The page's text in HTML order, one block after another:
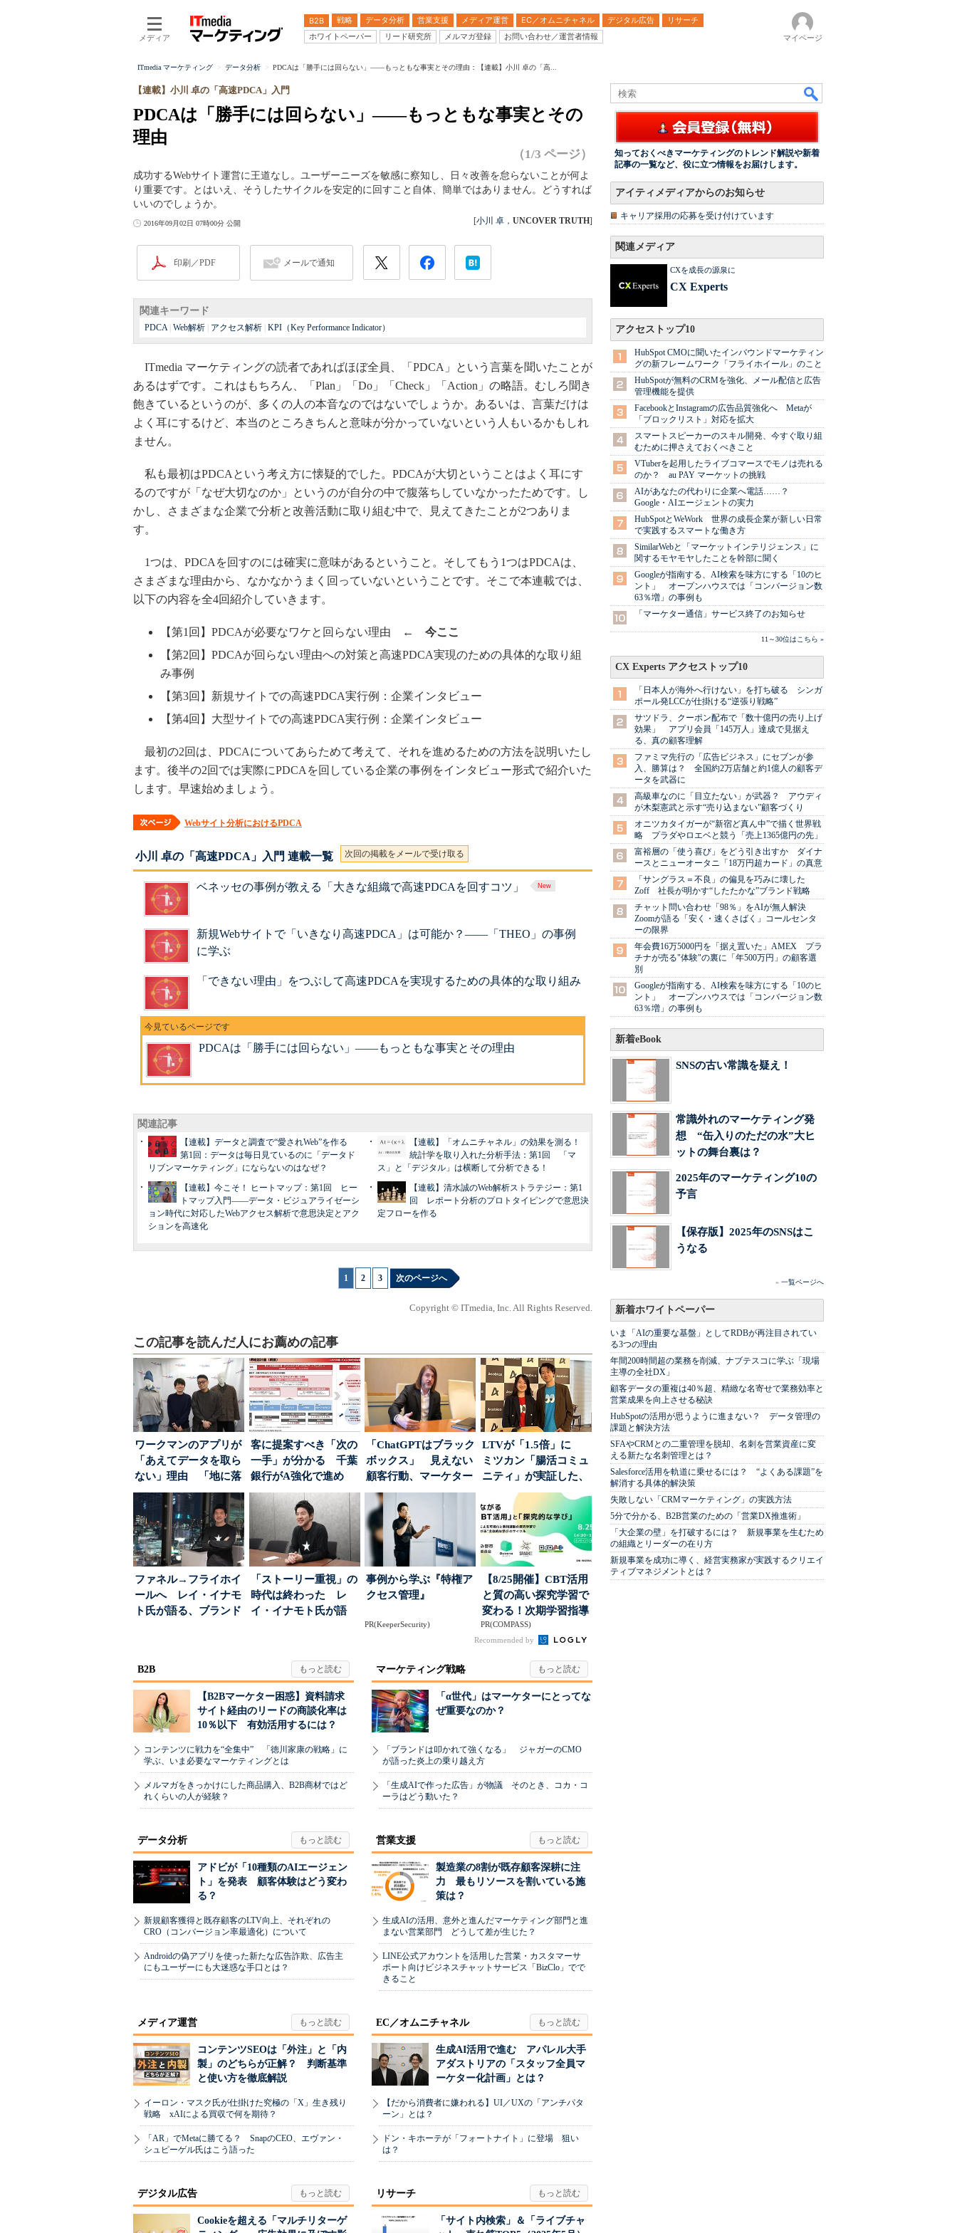
メディア
B2B 戦略 データ分析 営業支援 メディア運営 EC／オムニチャネル デジタル広告
リサーチ
ホワイトペーパー
リード研究所 メルマガ登録 お問い合わせ／運営者情報 マイページ
ITmedia マーケティング データ分析 PDCAは「勝手には回らない」――もっともな事実とその理由：【連載】小川 卓の「高...
PDCAは「勝手には回らない」――もっともな事実とその
理由
【連載】小川 卓の「高速PDCA」入門
（1/3 ページ）
成功するWebサイト運営に王道なし。ユーザーニーズを敏感に察知し、日々改善を怠らないことが何よ
り重要です。とはいえ、そうしたサイクルを安定的に回すこと自体、簡単ではありません。どうすれば
いいのでしょうか。
2016年09月02日 07時00分 公開 [小川 卓 ， UNCOVER TRUTH]
印刷／PDF メールで通知
関連キーワード
PDCA| Web解析 アクセス解析 KPI（Key Performance Indicator）
ITmedia マーケティングの読者であればほぼ全員、「PDCA」という言葉を聞いたことが
あるはずです。これはもちろん、「Plan」「Do」「Check」「Action」の略語。むしろ聞き
飽きているというのが、多くの人の本音なのではないでしょうか。あるいは、言葉だけは
よく耳にするけど、本当のところきちんと意味が分かっていないという人もいるかもしれ
ません。
私も最初はPDCAという考え方に懐疑的でした。PDCAが大切ということはよく耳にす
るのですが「なぜ大切なのか」というのが自分の中で腹落ちしていなかったためです。し
かし、さまざまな企業で分析と改善活動に取り組む中で、見えてきたことが2つありま
す。
1つは、PDCAを回すのには確実に意味があるということ。そしてもう1つはPDCAは、
さまざまな理由から、なかなかうまく回っていないということです。そこで本連載では、
以下の内容を全4回紹介していきます。
【第1回】PDCAが必要なワケと回らない理由
← 今ここ
【第2回】PDCAが回らない理由への対策と高速PDCA実現のための具体的な取り組
み事例
【第3回】新規サイトでの高速PDCA実行例：企業インタビュー
【第4回】大型サイトでの高速PDCA実行例：企業インタビュー
最初の2回は、PDCAについてあらためて考えて、それを進めるための方法を説明いたし
ます。後半の2回では実際にPDCAを回している企業の事例をインタビュー形式で紹介いた
します。早速始めましょう。
Webサイト分析におけるPDCA
小川 卓の「高速PDCA」入門 連載一覧 次回の掲載をメールで受け取る
ベネッセの事例が教える「大きな組織で高速PDCAを回すコツ」
新規Webサイトで「いきなり高速PDCA」は可能か？――「THEO」の事例
に学ぶ
「できない理由」をつぶして高速PDCAを実現するための具体的な取り組み
PDCAは「勝手には回らない」――もっともな事実とその理由
関連記事
【連載】データと調査で“愛されWeb”を作る
第1回：データは毎日見ているのに「データド
リブンマーケティング」にならないのはなぜ？
【連載】「オムニチャネル」の効果を測る！
統計学を取り入れた分析手法：第1回 「マ
ス」と「デジタル」は横断して分析できる！
【連載】今こそ！ ヒートマップ：第1回 ヒー
トマップ入門――データ・ビジュアライゼーシ
ョン時代に対応したWebアクセス解析で意思決定とアク
ションを高速化
【連載】清水誠のWeb解析ストラテジー：第1
回 レポート分析のプロトタイピングで意思決
定フローを作る
1 2 3 次のページへ
Copyright © ITmedia, Inc. All Rights Reserved.
この記事を読んだ人にお薦めの記事
ワークマンのアプリが
「あえてデータを取ら
ない」理由 「地に落
ちた顧客満足度」を
引...
客に提案すべき「次の
一手」が分かる 千葉
銀行がA強化で進め
る“One to On...
「ChatGPTはブラック
ボックス」 見えない
顧客行動、マーケター
に残された打ち...
LTVが「1.5倍」に
ミツカン「腸活コミュ
ニティ」が実証した、
値上げ時代に選ば...
ファネル→フライホイ
ールへ レイ・イナモ
ト氏が語る、ブランド
「ストーリー重視」の
時代は終わった レ
イ・イナモト氏が語
事例から学ぶ『特権ア
クセス管理』
PR(KeeperSecurity)
【8/25開催】CBT活用
と質の高い探究学習で
変わる！次期学習指導
要領を見据えた...
PR(COMPASS)
Recommended by
B2B
【B2Bマーケター困惑】資料請求
サイト経由のリードの商談化率は
10％以下 有効活用するには？
コンテンツに戦力を“全集中” 「徳川家康の戦略」に
学ぶ、いま必要なマーケティングとは
メルマガをきっかけにした商品購入、B2B商材ではど
れくらいの人が経験？
マーケティング戦略
「α世代」はマーケターにとってな
ぜ重要なのか？
「ブランドは叩かれて強くなる」 ジャガーのCMO
が語った炎上の乗り越え方
「生成AIで作った広告」が物議 そのとき、コカ・コ
ーラはどう動いた？
データ分析
アドビが「10種類のAIエージェン
ト」を発表 顧客体験はどう変わ
る？
新規顧客獲得と既存顧客のLTV向上、それぞれの
CRO（コンバージョン率最適化）について
Androidの偽アプリを使った新たな広告詐欺、広告主
にもユーザーにも大迷惑な手口とは？
営業支援
製造業の8割が既存顧客深耕に注
力 最もリソースを割いている施
策は？
生成AIの活用、意外と進んだマーケティング部門と進
まない営業部門 どうして差が生じた？
LINE公式アカウントを活用した営業・カスタマーサ
ポート向けビジネスチャットサービス「BizClo」でで
きること
メディア運営
コンテンツSEOは「外注」と「内
製」のどちらが正解？ 判断基準
と使い方を徹底解説
イーロン・マスク氏が仕掛けた究極の「X」生き残り
戦略 xAIによる買収で何を期待？
「AR」でMetaに勝てる？ SnapのCEO、エヴァン・
シュピーゲル氏はこう語った
EC／オムニチャネル
生成AI活用で進む アパレル大手
アダストリアの「スタッフ全員マ
ーケター化計画」とは？
【だから消費者に嫌われる】UI／UXの「アンチパタ
ーン」とは？
ドン・キホーテが「フォートナイト」に登場 狙い
は？
デジタル広告
Cookieを超える「マルチリターゲ
リサーチ
「サイト内検索」＆「ライブチャ
知っておくべきマーケティングのトレンド解説や新着
記事の一覧など、役に立つ情報をお届けします。
アイティメディアからのお知らせ
キャリア採用の応募を受け付けています
関連メディア
CXを成長の源泉に
CX Experts
アクセストップ10
HubSpot CMOに聞いたインバウンドマーケティン
グの新フレームワーク「フライホイール」のこと
HubSpotが無料のCRMを強化、メール配信と広告
管理機能を提供
FacebookとInstagramの広告品質強化へ Metaが
「ブロックリスト」対応を拡大
スマートスピーカーのスキル開発、今すぐ取り組
むために押さえておくべきこと
VTuberを起用したライブコマースでモノは売れる
のか？ au PAY マーケットの挑戦
AIがあなたの代わりに企業へ電話……？
Google・AIエージェントの実力
HubSpotとWeWork 世界の成長企業が新しい日常
で実践するスマートな働き方
SimilarWebと「マーケットインテリジェンス」に
関するモヤモヤしたことを幹部に聞く
Googleが指南する、AI検索を味方にする「10のヒ
ント」 オープンハウスでは「コンバージョン数
63％増」の事例も
「マーケター通信」サービス終了のお知らせ
11～30位はこちら »
CX Experts アクセストップ10
「日本人が海外へ行けない」を打ち破る シンガ
ポール発LCCが仕掛ける“逆張り戦略”
サツドラ、クーポン配布で「数十億円の売り上げ
効果」 アプリ会員「145万人」達成で見据え
る、真の顧客理解
ファミマ先行の「広告ビジネス」にセブンが参
入、勝算は？ 全国約2万店舗と約1億人の顧客デ
ータを武器に
高級車なのに「目立たない」が武器？ アウディ
が木梨憲武と示す“売り込まない”顧客づくり
オニツカタイガーが“新宿ど真ん中”で描く世界戦
略 プラダやロエベと競う「売上1365億円の先」
富裕層の「使う喜び」をどう引き出すか ダイナ
ースとニューオータニ「18万円超カード」の真意
「サングラス＝不良」の偏見を巧みに壊した
Zoff 社長が明かす“したたかな”ブランド戦略
チャット問い合わせ「98％」をAIが無人解決
Zoomが語る「安く・速くさばく」コールセンタ
ーの限界
年会費16万5000円を「据え置いた」AMEX プラ
チナが売る"体験"の裏に「年500万円」の顧客選
別
Googleが指南する、AI検索を味方にする「10のヒ
ント」 オープンハウスでは「コンバージョン数
63％増」の事例も
新着eBook
SNSの古い常識を疑え！
常識外れのマーケティング発
想 “缶入りのただの水”大ヒ
ットの舞台裏は？
2025年のマーケティング10の
予言
【保存版】2025年のSNSはこ
うなる
» 一覧ページへ
新着ホワイトペーパー
いま「AIの重要な基盤」としてRDBが再注目されてい
る3つの理由
年間200時間超の業務を削減、ナブテスコに学ぶ「現場
主導の全社DX」
顧客データの重複は40％超、精緻な名寄せで業務効率と
営業成果を向上させる秘訣
HubSpotの活用が思うように進まない？ データ管理の
課題と解決方法
SFAやCRMとの二重管理を脱却、名刺を営業資産に変
える新たな名刺管理とは？
Salesforce活用を軌道に乗せるには？ “よくある課題”を
解消する具体的解決策
失敗しない「CRMマーケティング」の実践方法
5分で分かる、B2B営業のための「営業DX推進術」
「大企業の壁」を打破するには？ 新規事業を生むため
の組織とリーダーの在り方
新規事業を成功に導く、経営実務家が実践するクリエイ
ティブマネジメントとは？